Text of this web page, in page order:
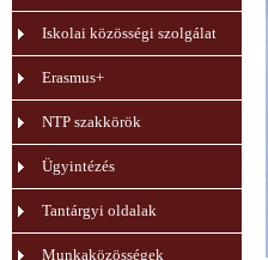
Iskolai közösségi szolgálat
Erasmus+
NTP szakkörök
Ügyintézés
Tantárgyi oldalak
Munkaközösségek